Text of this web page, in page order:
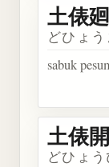
土俵
どひょ
sabuk
土俵
どひょう